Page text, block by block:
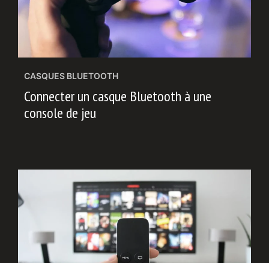
CASQUES BLUETOOTH
Connecter un casque Bluetooth à une
console de jeu